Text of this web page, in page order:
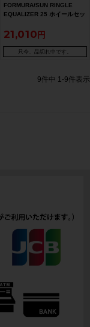
FORMURA/SUN RINGLE
EQUALIZER 25 ホイールセッ
ノフリー 10速 DISC クリンチ
ャー アルミ【お買い得
SALE】
21,010
只今、品切れ中です。
9件中 1-9件表示